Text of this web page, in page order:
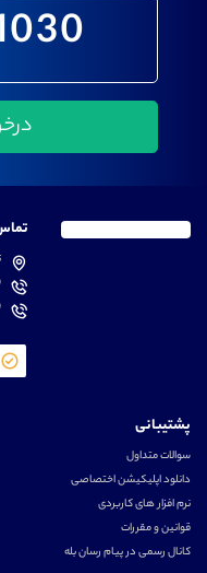
پشتیبانی
سوالات متداول
دانلود اپلیکیشن اختصاصی
نرم افزار های کاربردی
قوانین و مقررات
کانال رسمی در پیام رسان بله